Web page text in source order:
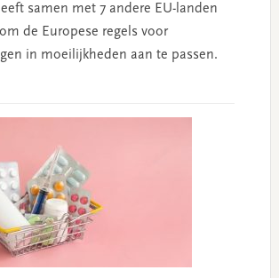
samen met 7 andere EU-landen
de Europese regels voor
in moeilijkheden aan te passen.